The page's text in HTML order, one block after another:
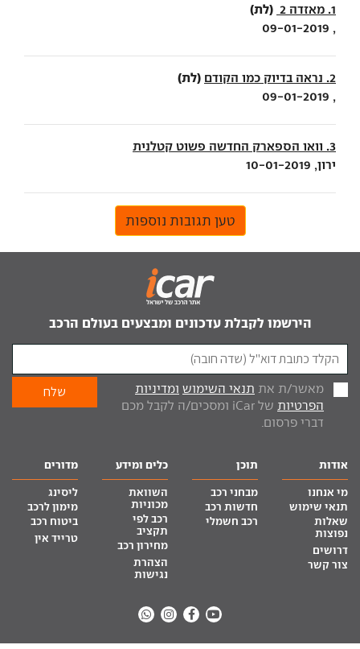
1. מאזדה 2 (לת)
, 09-01-2019
2. נראה בדיוק כמו הקודם (לת)
, 09-01-2019
3. וואו הספארק החדשה פשוט קטלנית
ירון, 10-01-2019
טען תגובות נוספות
הירשמו לקבלת עדכונים ומבצעים בעולם הרכב
מאשר/ת את תנאי השימוש ומדיניות
הפרטיות
של iCar ומסכים/ה לקבל מכם
דברי פרסום.
אודות
מי אנחנו
תנאי שימוש
שאלות
נפוצות
דרושים
צור קשר
תוכן
מבחני רכב
חדשות רכב
רכב חשמלי
כלים ומידע
השוואת
מכוניות
רכב לפי
תקציב
מחירון רכב
הצהרת
נגישות
מדורים
ליסינג
מימון לרכב
ביטוח רכב
טרייד אין